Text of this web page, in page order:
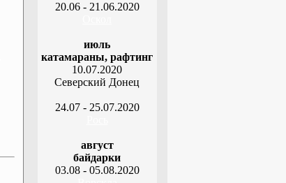
20.06 - 21.06.2020
июль
катамараны, рафтинг
10.07.2020
Северский Донец
24.07 - 25.07.2020
август
байдарки
03.08 - 05.08.2020